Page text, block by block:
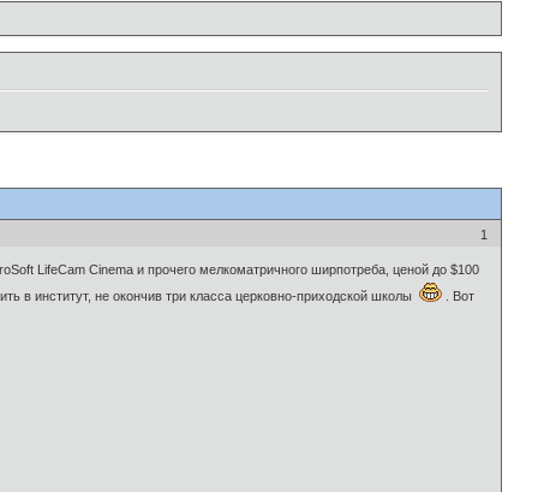
1
LifeCam Cinema и прочего мелкоматричного ширпотреба, ценой до $100
в институт, не окончив три класса церковно-приходской школы
. Вот